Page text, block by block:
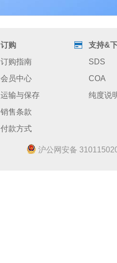
订购
订购指南
会员中心
运输与保存
销售条款
付款方式
支持&
SDS
COA
纯度说
沪公网安备